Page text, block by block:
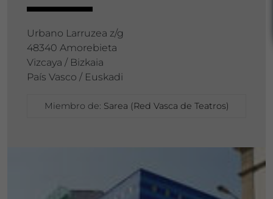
Urbano Larruzea z/g
48340 Amorebieta
Vizcaya / Bizkaia
País Vasco / Euskadi
Miembro de: Sarea (Red Vasca de Teatros)